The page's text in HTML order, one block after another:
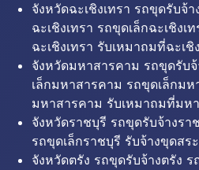
จังหวัดฉะเชิงเทรา รถขุดรับจ้
ฉะเชิงเทรา รถขุดเล็กฉะเชิงเ
ฉะเชิงเทรา รับเหมาถมที่ฉะเชิ
จังหวัดมหาสารคาม รถขุดรับ
เล็กมหาสารคาม รถขุดเล็กม
มหาสารคาม รับเหมาถมที่มห
จังหวัดราชบุรี รถขุดรับจ้างรา
รถขุดเล็กราชบุรี รับจ้างขุดส
จังหวัดตรัง รถขุดรับจ้างตรัง